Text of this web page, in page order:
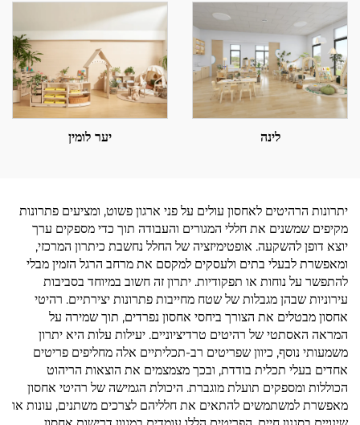
לינה יער לומין
יתרונות הרהיטים לאחסון עולים על פני ארגון פשוט, ומציעים פתרונות
מקיפים שמשנים את חללי המגורים והעבודה תוך כדי מספקים ערך
יוצא דופן להשקעה. אופטימיזציה של החלל נחשבת כיתרון המרכזי,
ומאפשרת לבעלי בתים ולעסקים למקסם את מרחב הרגל הזמין מבלי
להתפשר על נוחות או תפקודיות. יתרון זה חשוב במיוחד בסביבות
עירוניות שבהן מגבלות של שטח מחייבות פתרונות יצירתיים. רהיטי
אחסון מבטלים את הצורך ביחסי אחסון נפרדים, תוך שמירה על
המראה האסתטי של רהיטים טרדיציוניים. יעילות עלות היא יתרון
משמעותי נוסף, כיוון שפריטים רב-תכליתיים אלה מחליפים פריטים
אחדים בעלי תכלית בודדת, ובכך מצמצמים את הוצאות הריהוט
הכוללות ומספקים תועלת מוגברת. היכולת הגמישה של רהיטי אחסון
מאפשרת למשתמשים להתאים את חלליהם לצרכים משתנים, עונות או